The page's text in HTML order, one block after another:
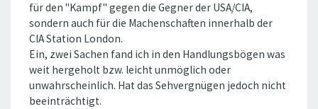
für den ''Kampf'' gegen die Gegner der USA/CIA,
sondern auch für die Machenschaften innerhalb der
CIA Station London.
Ein, zwei Sachen fand ich in den Handlungsbögen was
weit hergeholt bzw. leicht unmöglich oder
unwahrscheinlich. Hat das Sehvergnügen jedoch nicht
beeinträchtigt.